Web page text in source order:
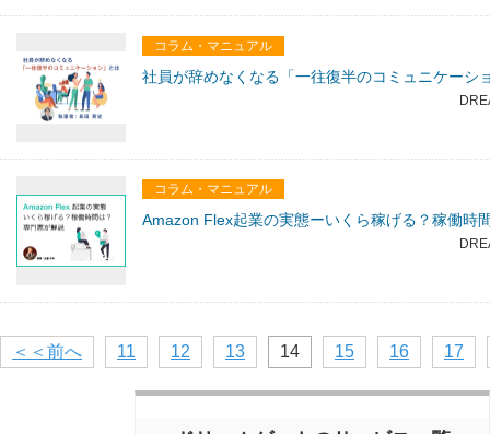
コラム・マニュアル
社員が辞めなくなる「一往復半のコミュニケーシ
コラム・マニュアル
Amazon Flex起業の実態ーいくら稼げる？稼働時
＜＜前へ 11 12 13 14 15 16 17